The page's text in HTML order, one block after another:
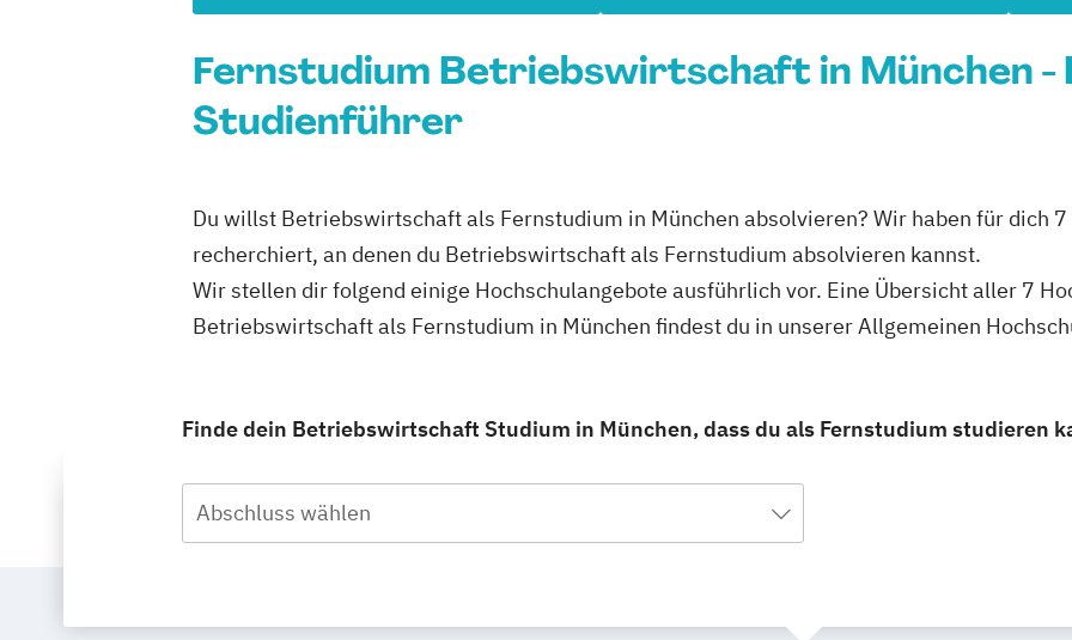
Fernstudium Betriebswirtschaft in München -
Studienführer
Du willst Betriebswirtschaft als Fernstudium in München absolvieren? Wir haben für dich
recherchiert, an denen du Betriebswirtschaft als Fernstudium absolvieren kannst.
Wir stellen dir folgend einige Hochschulangebote ausführlich vor. Eine Übersicht aller 7
Betriebswirtschaft als Fernstudium in München findest du in unserer Allgemeinen
Finde dein Betriebswirtschaft Studium in München, dass du als Fernstudium studieren
Abschluss wählen